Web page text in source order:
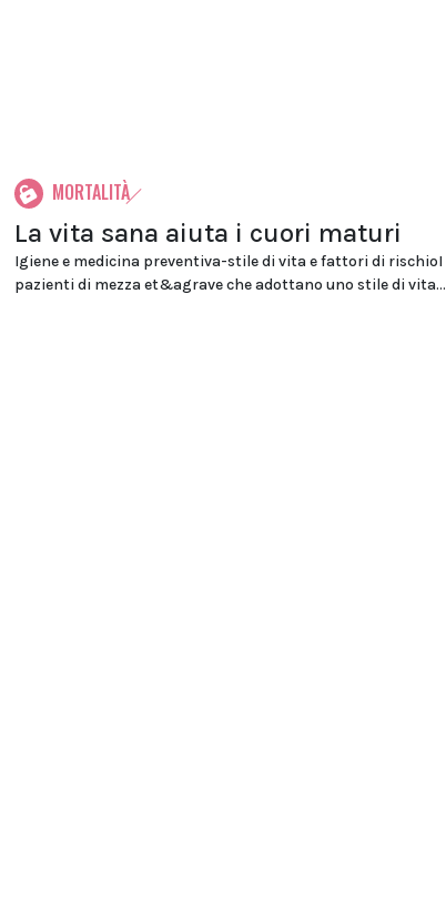
MORTALITÀ
La vita sana aiuta i cuori maturi
Igiene e medicina preventiva-stile di vita e fattori di rischioI
pazienti di mezza et&agrave che adottano uno stile di vita...